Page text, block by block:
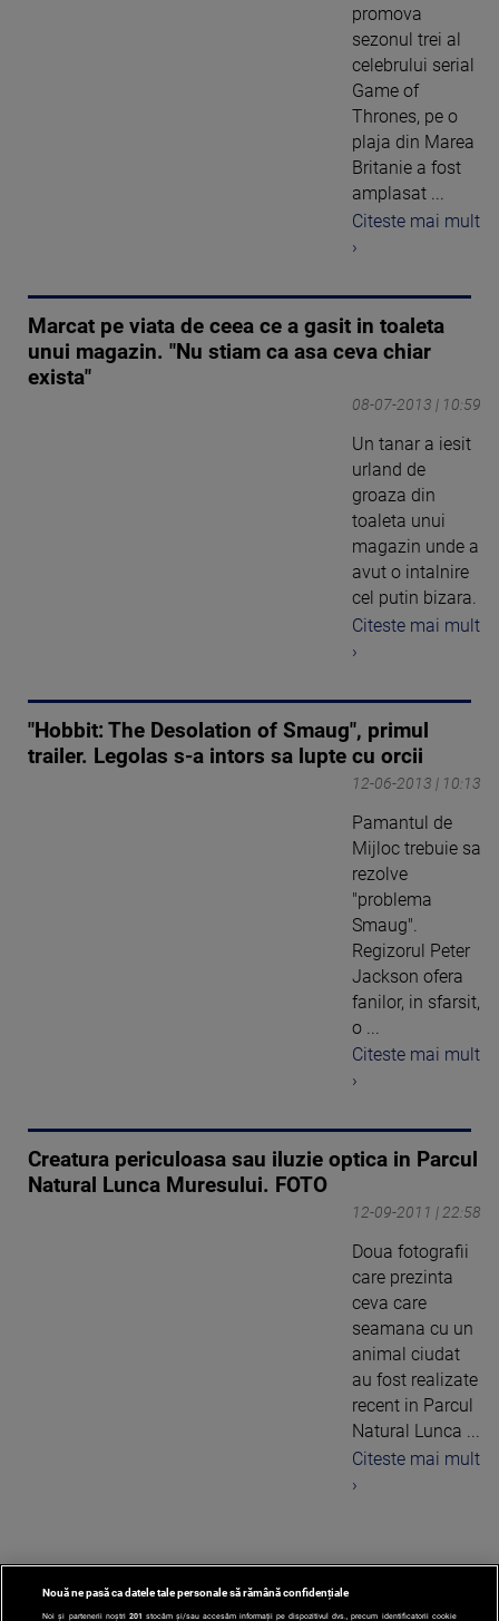
promova
sezonul trei al
celebrului serial
Game of
Thrones, pe o
plaja din Marea
Britanie a fost
amplasat ...
Citeste mai mult
›
Marcat pe viata de ceea ce a gasit in toaleta
unui magazin. "Nu stiam ca asa ceva chiar
exista"
08-07-2013 | 10:59
Un tanar a iesit
urland de
groaza din
toaleta unui
magazin unde a
avut o intalnire
cel putin bizara.
Citeste mai mult
›
"Hobbit: The Desolation of Smaug", primul
trailer. Legolas s-a intors sa lupte cu orcii
12-06-2013 | 10:13
Pamantul de
Mijloc trebuie sa
rezolve
"problema
Smaug".
Regizorul Peter
Jackson ofera
fanilor, in sfarsit,
o ...
Citeste mai mult
›
Creatura periculoasa sau iluzie optica in Parcul
Natural Lunca Muresului. FOTO
12-09-2011 | 22:58
Doua fotografii
care prezinta
ceva care
seamana cu un
animal ciudat
au fost realizate
recent in Parcul
Natural Lunca ...
Citeste mai mult
›
1
Nouă ne pasă ca datele tale personale să rămână confidențiale
Noi și partenerii noștri 201 stocăm și/sau accesăm informații pe dispozitivul dvs., precum identificatorii cookie